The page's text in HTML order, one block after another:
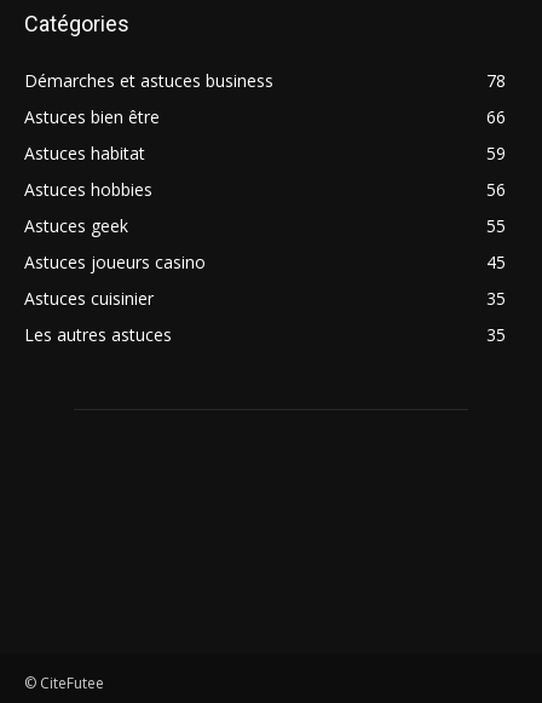
Catégories
Démarches et astuces business
78
Astuces bien être
66
Astuces habitat
59
Astuces hobbies
56
Astuces geek
55
Astuces joueurs casino
45
Astuces cuisinier
35
Les autres astuces
35
© CiteFutee